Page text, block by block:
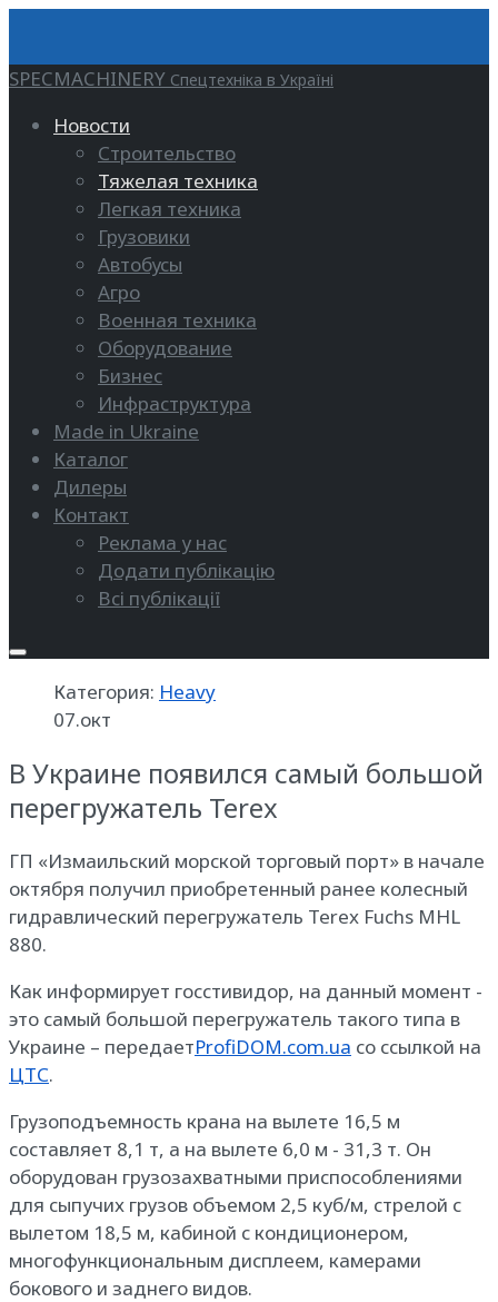
SPECMACHINERY Спецтехніка в Україні
Новости
Строительство
Тяжелая техника
Легкая техника
Грузовики
Автобусы
Агро
Военная техника
Оборудование
Бизнес
Инфраструктура
Made in Ukraine
Каталог
Дилеры
Контакт
Реклама у нас
Додати публікацію
Всі публікації
Категория: Heavy
07.окт
В Украине появился самый большой
перегружатель Terex
ГП «Измаильский морской торговый порт» в начале
октября получил приобретенный ранее колесный
гидравлический перегружатель Terex Fuchs MHL
880.
Как информирует госстивидор, на данный момент -
это самый большой перегружатель такого типа в
Украине – передаетProfiDOM.com.ua со ссылкой на
ЦТС.
Грузоподъемность крана на вылете 16,5 м
составляет 8,1 т, а на вылете 6,0 м - 31,3 т. Он
оборудован грузозахватными приспособлениями
для сыпучих грузов объемом 2,5 куб/м, стрелой с
вылетом 18,5 м, кабиной с кондиционером,
многофункциональным дисплеем, камерами
бокового и заднего видов.